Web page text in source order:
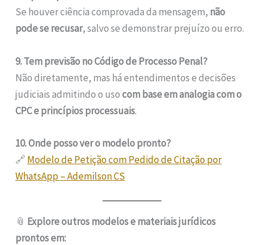
Se houver ciência comprovada da mensagem, não
pode se recusar, salvo se demonstrar prejuízo ou erro.
9. Tem previsão no Código de Processo Penal?
Não diretamente, mas há entendimentos e decisões
judiciais admitindo o usocom base em analogia com o
CPC e princípios processuais.
10. Onde posso ver o modelo pronto?
🔗 Modelo de Petição com Pedido de Citação por
WhatsApp – Ademilson CS
📎 Explore outros modelos e materiais jurídicos
prontos em: